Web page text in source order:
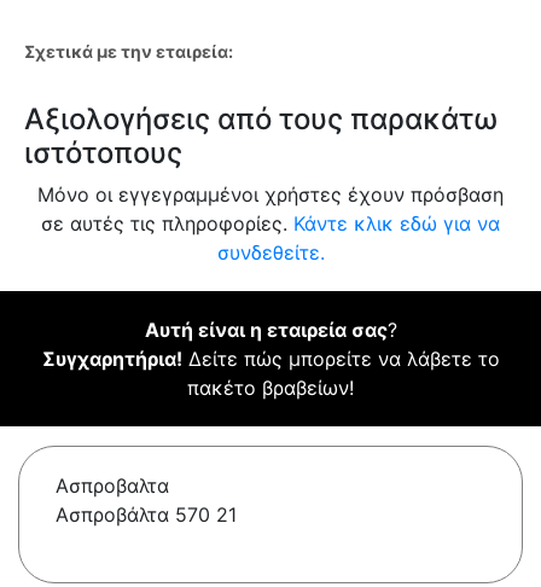
Σχετικά με την εταιρεία:
Αξιολογήσεις από τους παρακάτω
ιστότοπους
Μόνο οι εγγεγραμμένοι χρήστες έχουν πρόσβαση
σε αυτές τις πληροφορίες. Κάντε κλικ εδώ για να
συνδεθείτε.
Αυτή είναι η εταιρεία σας?
Συγχαρητήρια! Δείτε πώς μπορείτε να λάβετε το
πακέτο βραβείων!
Ασπροβαλτα
Ασπροβάλτα 570 21